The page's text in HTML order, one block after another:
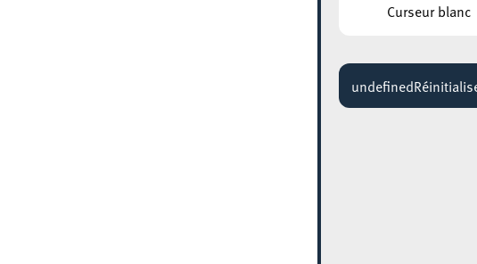
Curseur blanc
undefined